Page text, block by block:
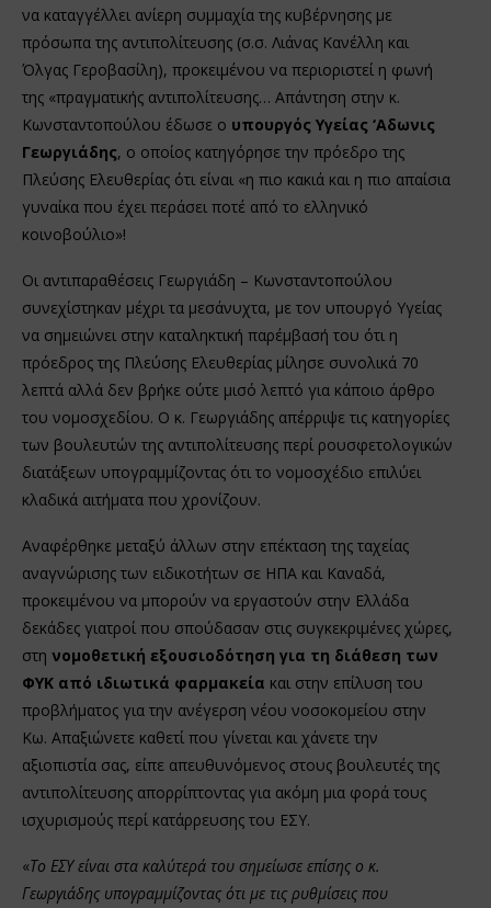
να καταγγέλλει ανίερη συμμαχία της κυβέρνησης με
πρόσωπα της αντιπολίτευσης (σ.σ. Λιάνας Κανέλλη και
Όλγας Γεροβασίλη), προκειμένου να περιοριστεί η φωνή
της «πραγματικής αντιπολίτευσης… Απάντηση στην κ.
Κωνσταντοπούλου έδωσε ο υπουργός Υγείας ‘Αδωνις
Γεωργιάδης, ο οποίος κατηγόρησε την πρόεδρο της
Πλεύσης Ελευθερίας ότι είναι «η πιο κακιά και η πιο απαίσια
γυναίκα που έχει περάσει ποτέ από το ελληνικό
κοινοβούλιο»!
Οι αντιπαραθέσεις Γεωργιάδη – Κωνσταντοπούλου
συνεχίστηκαν μέχρι τα μεσάνυχτα, με τον υπουργό Υγείας
να σημειώνει στην καταληκτική παρέμβασή του ότι η
πρόεδρος της Πλεύσης Ελευθερίας μίλησε συνολικά 70
λεπτά αλλά δεν βρήκε ούτε μισό λεπτό για κάποιο άρθρο
του νομοσχεδίου. Ο κ. Γεωργιάδης απέρριψε τις κατηγορίες
των βουλευτών της αντιπολίτευσης περί ρουσφετολογικών
διατάξεων υπογραμμίζοντας ότι το νομοσχέδιο επιλύει
κλαδικά αιτήματα που χρονίζουν.
Αναφέρθηκε μεταξύ άλλων στην επέκταση της ταχείας
αναγνώρισης των ειδικοτήτων σε ΗΠΑ και Καναδά,
προκειμένου να μπορούν να εργαστούν στην Ελλάδα
δεκάδες γιατροί που σπούδασαν στις συγκεκριμένες χώρες,
στη νομοθετική εξουσιοδότηση για τη διάθεση των
ΦΥΚ από ιδιωτικά φαρμακεία και στην επίλυση του
προβλήματος για την ανέγερση νέου νοσοκομείου στην
Κω. Απαξιώνετε καθετί που γίνεται και χάνετε την
αξιοπιστία σας, είπε απευθυνόμενος στους βουλευτές της
αντιπολίτευσης απορρίπτοντας για ακόμη μια φορά τους
ισχυρισμούς περί κατάρρευσης του ΕΣΥ.
«Το ΕΣΥ είναι στα καλύτερά του σημείωσε επίσης ο κ.
Γεωργιάδης υπογραμμίζοντας ότι με τις ρυθμίσεις που